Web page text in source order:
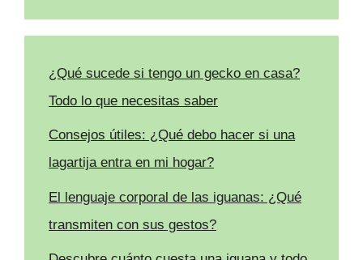
¿Qué sucede si tengo un gecko en casa?
Todo lo que necesitas saber
Consejos útiles: ¿Qué debo hacer si una
lagartija entra en mi hogar?
El lenguaje corporal de las iguanas: ¿Qué
transmiten con sus gestos?